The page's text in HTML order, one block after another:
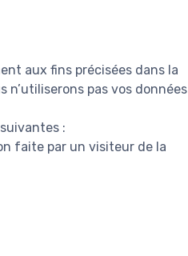
aux fins précisées dans la
pas vos données
:
faite par un visiteur de la